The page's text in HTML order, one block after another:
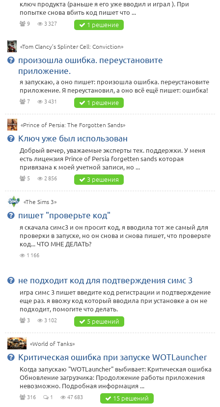
ключ продукта (раньше я его уже вводил и играл ). При
попытке снова вбить код пишет что ...
9 3 327 1 решение
«Tom Clancy’s Splinter Cell: Conviction»
произошла ошибка. переустановите
приложение.
я запускаю, а оно пишет: произошла ошибка. переустановите
приложение. Я переустановил, а оно всё ещё пишет: ошибка!
7 3 431 1 решение
«Prince of Persia: The Forgotten Sands»
Ключ уже был использован
Добрый вечер, уважаемые эксперты тех. поддержки. У меня
есть лицензия Prince of Persia forgetten sands которая
привязана к моей учетной записи, но ...
5 2 856 3 решения
«The Sims 3»
пишет "проверьте код"
я скачала симс3 и он просит код, я вводила тот же самый для
проверки в запуске, но он снова и снова пишет, что проверьте
код... ЧТО МНЕ ДЕЛАТЬ?
1 166
не подходит код для подтверждения симс 3
игра симс 3 пишет введите код регистрации и подтверждение
еще раз. я ввожу код который вводила при установке а он не
подходит, помогите что делать.
3 3 102 5 решений
«World of Tanks»
Критическая ошибка при запуске WOTLauncher
Когда запускаю "WOTLauncher" выбивает: Критическая ошибка
Обновление загрузчика: Продолжение работы приложения
невозможно. Подробная информация ...
316 1 47 683 15 решений